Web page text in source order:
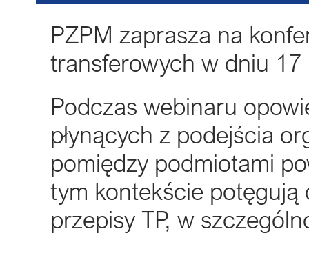
PZPM zaprasza na
transferowych w dniu
Podczas webinaru
płynących z podejścia
pomiędzy podmiotami
tym kontekście potęgują
przepisy TP, w